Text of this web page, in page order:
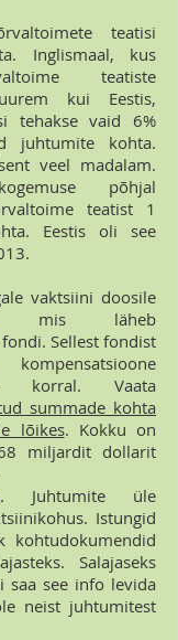
teatisi
Inglismaal, kus
teatiste
kui Eestis,
tehakse vaid 6%
juhtumite kohta.
veel madalam.
põhjal
teatist 1
Eestis oli see
vaktsiini doosile
mis läheb
Sellest fondist
korral. Vaata
summade kohta
lõikes. Kokku on
miljardit dollarit
Juhtumite üle
Istungid
kohtudokumendid
Salajaseks
saa see info levida
neist juhtumitest